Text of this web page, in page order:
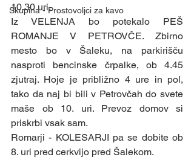
Skupina - Prostovoljci za kavo
10.30 uri.
Iz VELENJA bo potekalo PEŠ
ROMANJE V PETROVČE. Zbirno
mesto bo v Šaleku, na parkirišču
nasproti bencinske črpalke, ob 4.45
zjutraj. Hoje je približno 4 ure in pol,
tako da naj bi bili v Petrovčah do svete
maše ob 10. uri. Prevoz domov si
priskrbi vsak sam.
Romarji - KOLESARJI pa se dobite ob
8. uri pred cerkvijo pred Šalekom.